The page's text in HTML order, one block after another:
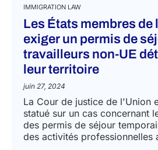
IMMIGRATION LAW
Les États membres de
exiger un permis de
travailleurs non-UE
leur territoire
juin 27, 2024
La Cour de justice de l'Union
statué sur un cas concernant
des permis de séjour
des activités professionnelles